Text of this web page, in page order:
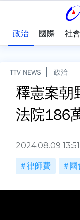
政治 國際 社會
TTV NEWS 政治
釋憲案朝
法院186
2024.08.09 13:51
律師費